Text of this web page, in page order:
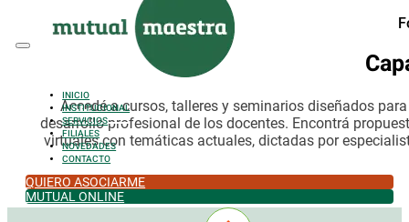
INICIO
INSTITUCIONAL
SERVICIOS
FILIALES
NOVEDADES
CONTACTO
QUIERO ASOCIARME
MUTUAL ONLINE
Accedé a cursos, talleres y seminarios diseñados
desarrollo profesional de los docentes. Encontrá
virtuales con temáticas actuales, dictadas por